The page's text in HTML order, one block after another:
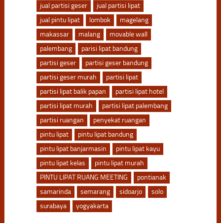
jual partisi geser
jual partisi lipat
jual pintu lipat
lombok
magelang
makassar
malang
movable wall
palembang
parisi lipat bandung
partisi geser
partisi geser bandung
partisi geser murah
partisi lipat
partisi lipat balik papan
partisi lipat hotel
partisi lipat murah
partisi lipat palembang
partisi ruangan
penyekat ruangan
pintu lipat
pintu lipat bandung
pintu lipat banjarmasin
pintu lipat kayu
pintu lipat kelas
pintu lipat murah
PINTU LIPAT RUANG MEETING
pontianak
samarinda
semarang sidoarjo
solo
surabaya
yogyakarta